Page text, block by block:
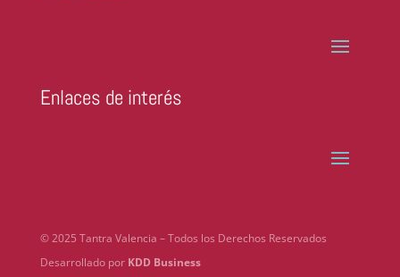
Enlaces de interés
© 2025 Tantra Valencia – Todos los Derechos Reservados
Desarrollado por KDD Business